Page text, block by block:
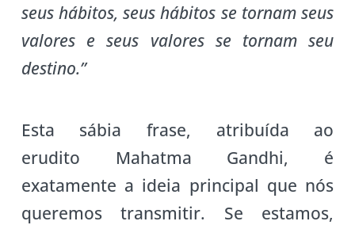
seus hábitos, seus hábitos se tornam seus
valores e seus valores se tornam seu
destino.”
Esta sábia frase, atribuída ao
erudito Mahatma Gandhi, é
exatamente a ideia principal que nós
queremos transmitir. Se estamos,